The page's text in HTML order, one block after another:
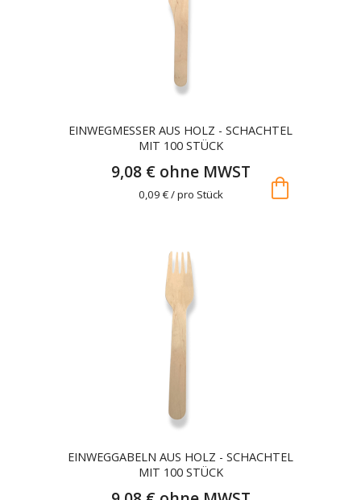
EINWEGMESSER AUS HOLZ - SCHACHTEL
MIT 100 STÜCK
9,08 € ohne MWST
0,09 € / pro Stück shopping_bag
EINWEGGABELN AUS HOLZ - SCHACHTEL
MIT 100 STÜCK